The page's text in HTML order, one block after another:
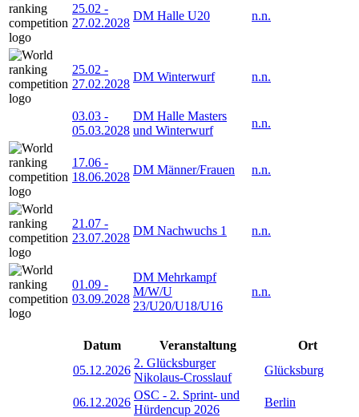
25.02 -
27.02.2028
DM Halle U20 n.n.
25.02 -
27.02.2028
DM Winterwurf n.n.
03.03 -
05.03.2028
DM Halle Masters
und Winterwurf
n.n.
17.06 -
18.06.2028
DM Männer/Frauen n.n.
21.07 -
23.07.2028
DM Nachwuchs 1 n.n.
01.09 -
03.09.2028
DM Mehrkampf
M/W/U
23/U20/U18/U16
n.n.
Datum Veranstaltung
Ort
05.12.2026
2. Glücksburger
Nikolaus-Crosslauf
Glücksburg
06.12.2026
OSC - 2. Sprint- und
Hürdencup 2026
Berlin